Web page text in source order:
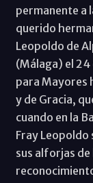
permanente a
querido
Leopoldo de
(Málaga) el 24
para Mayores
y de Gracia,
cuando en la
Fray Leopoldo
sus alforjas